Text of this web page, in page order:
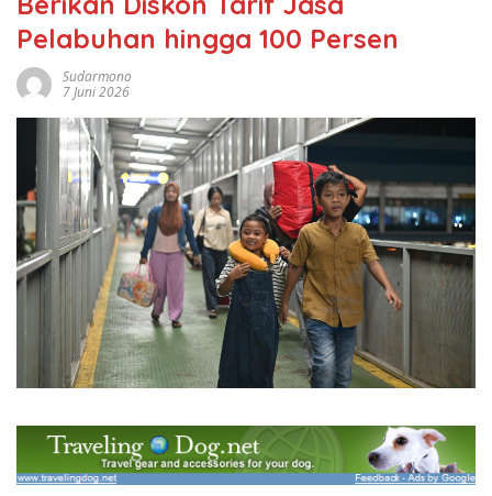
Pelabuhan hingga 100 Persen
Sudarmono
7 Juni 2026